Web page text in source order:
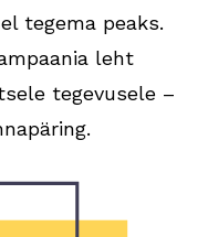
tegema peaks.
leht
tegevusele –